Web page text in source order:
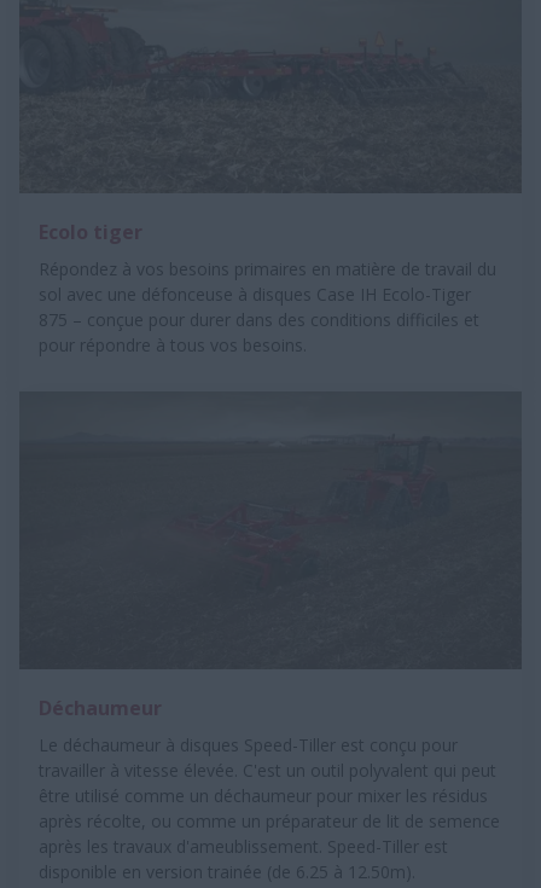
Répondez à vos besoins primaires en matière de travail du
sol avec une défonceuse à disques Case IH Ecolo-Tiger
875 – conçue pour durer dans des conditions difficiles et
pour répondre à tous vos besoins.
Le déchaumeur à disques Speed-Tiller est conçu pour
travailler à vitesse élevée. C'est un outil polyvalent qui peut
être utilisé comme un déchaumeur pour mixer les résidus
après récolte, ou comme un préparateur de lit de semence
après les travaux d'ameublissement. Speed-Tiller est
disponible en version trainée (de 6.25 à 12.50m).